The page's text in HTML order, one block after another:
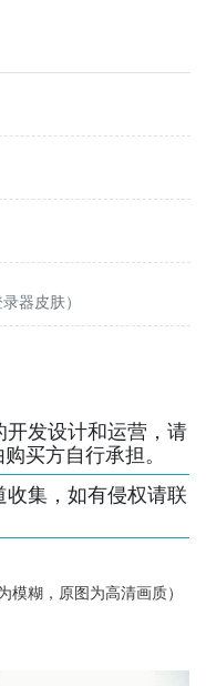
器皮肤）
开发设计和运营，请
买方自行承担。
收集，如有侵权请联
模糊，原图为高清画质）